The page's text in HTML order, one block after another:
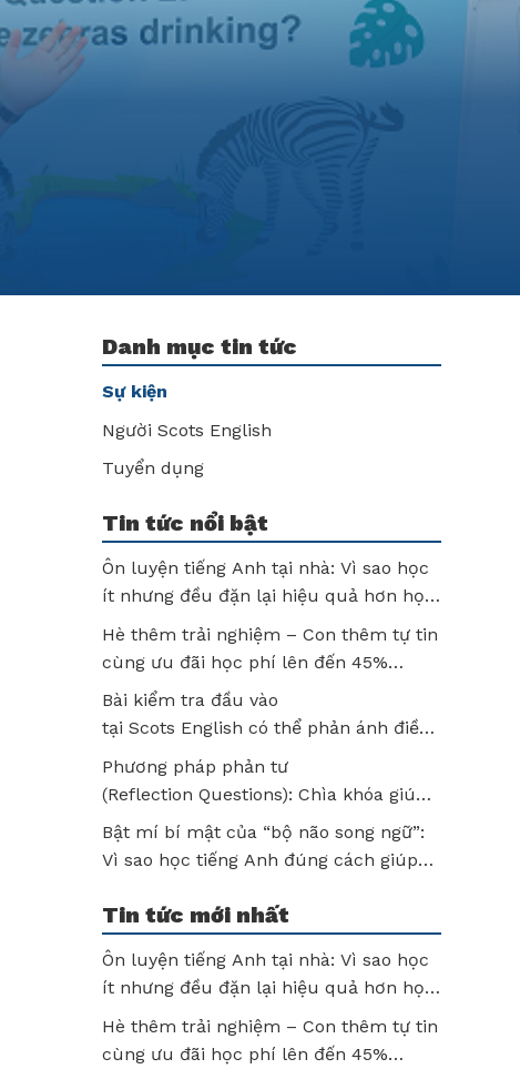
Danh mục tin tức
Sự kiện
Người Scots English
Tuyển dụng
Tin tức nổi bật
Ôn luyện tiếng Anh tại nhà: Vì sao học
ít nhưng đều đặn lại hiệu quả hơn học
thật lâu?
Hè thêm trải nghiệm – Con thêm tự tin
cùng ưu đãi học phí lên đến 45%
tại Scots English
Bài kiểm tra đầu vào
tại Scots English có thể phản ánh điều
gì về năng lực của trẻ? Hiểu đúng để
không bỏ lỡ tiềm năng của con!
Phương pháp phản tư
(Reflection Questions): Chìa khóa giúp
trẻ học tập chủ động và phát triển tư
duy sau mỗi bài học
Bật mí bí mật của “bộ não song ngữ”:
Vì sao học tiếng Anh đúng cách giúp
Tin tức mới nhất
Ôn luyện tiếng Anh tại nhà: Vì sao học
ít nhưng đều đặn lại hiệu quả hơn học
thật lâu?
Hè thêm trải nghiệm – Con thêm tự tin
cùng ưu đãi học phí lên đến 45%